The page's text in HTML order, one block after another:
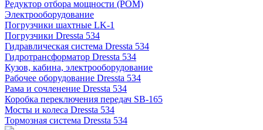
Редуктор отбора мощности (РОМ)
Электрооборудование
Погрузчики шахтные LK-1
Погрузчики Dressta 534
Гидравлическая система Dressta 534
Гидротрансформатор Dressta 534
Кузов, кабина, электрооборудование
Рабочее оборудование Dressta 534
Рама и сочленение Dressta 534
Коробка переключения передач SB-165
Мосты и колеса Dressta 534
Тормозная система Dressta 534